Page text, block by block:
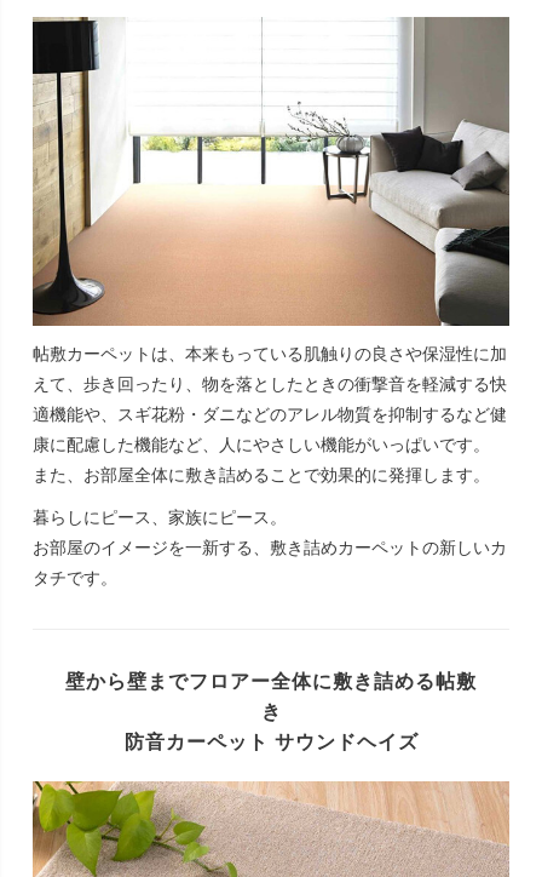
帖敷カーペットは、本来もっている肌触りの良さや保湿性に加
えて、歩き回ったり、物を落としたときの衝撃音を軽減する快
適機能や、スギ花粉・ダニなどのアレル物質を抑制するなど健
康に配慮した機能など、人にやさしい機能がいっぱいです。
また、お部屋全体に敷き詰めることで効果的に発揮します。
暮らしにピース、家族にピース。
お部屋のイメージを一新する、敷き詰めカーペットの新しいカ
タチです。
壁から壁までフロアー全体に敷き詰める帖敷
き
防音カーペット サウンドヘイズ